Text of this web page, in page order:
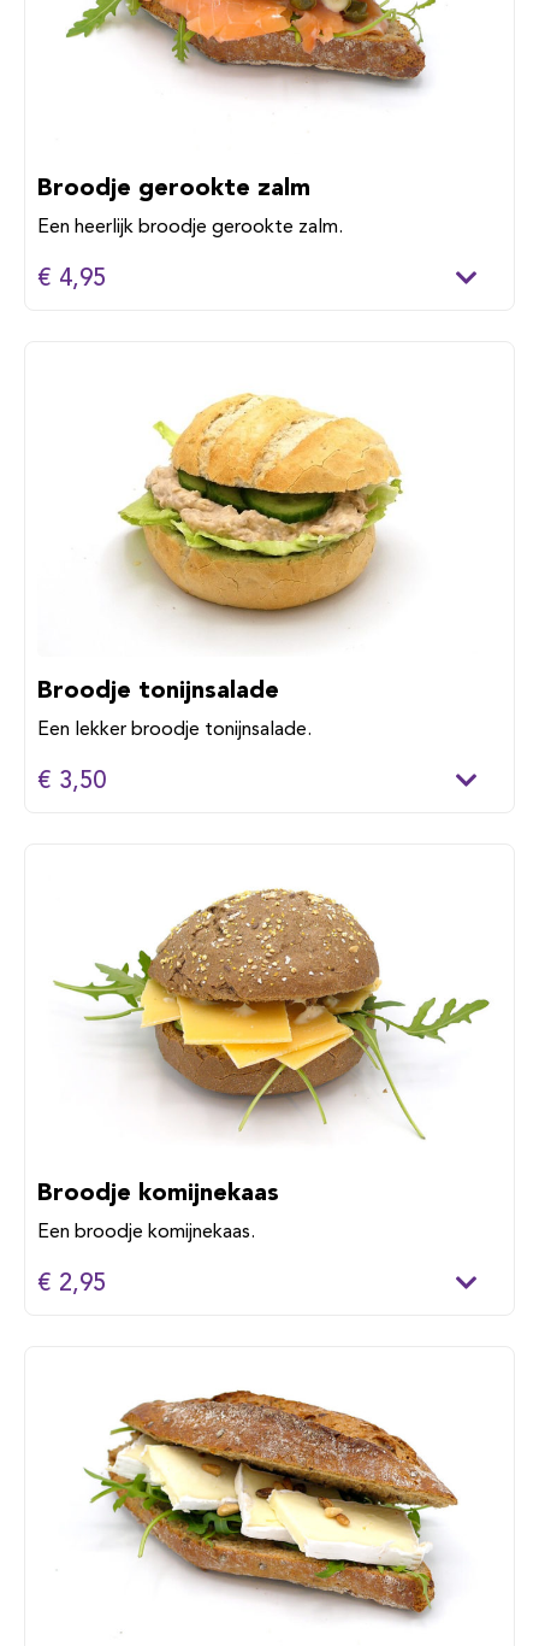
Broodje gerookte zalm
Een heerlijk broodje gerookte zalm.
€ 4,95
Broodje tonijnsalade
Een lekker broodje tonijnsalade.
€ 3,50
Broodje komijnekaas
Een broodje komijnekaas.
€ 2,95